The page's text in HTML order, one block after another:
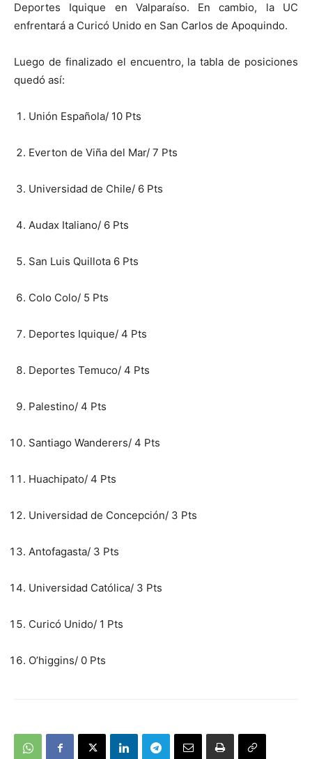
Deportes Iquique en Valparaíso. En cambio, la UC
enfrentará a Curicó Unido en San Carlos de Apoquindo.
Luego de finalizado el encuentro, la tabla de posiciones
quedó así:
Unión Española/ 10 Pts
Everton de Viña del Mar/ 7 Pts
Universidad de Chile/ 6 Pts
Audax Italiano/ 6 Pts
San Luis Quillota 6 Pts
Colo Colo/ 5 Pts
Deportes Iquique/ 4 Pts
Deportes Temuco/ 4 Pts
Palestino/ 4 Pts
Santiago Wanderers/ 4 Pts
Huachipato/ 4 Pts
Universidad de Concepción/ 3 Pts
Antofagasta/ 3 Pts
Universidad Católica/ 3 Pts
Curicó Unido/ 1 Pts
O’higgins/ 0 Pts